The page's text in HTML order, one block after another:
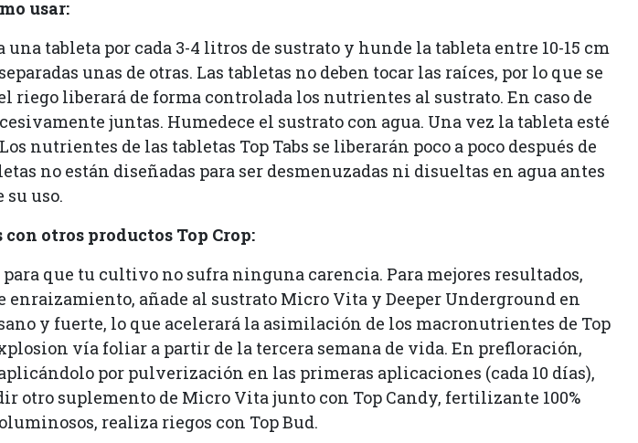
usar:
tableta por cada 3-4 litros de sustrato y hunde la tableta entre 10-15 cm
unas de otras. Las tabletas no deben tocar las raíces, por lo que se
riego liberará de forma controlada los nutrientes al sustrato. En caso de
juntas. Humedece el sustrato con agua. Una vez la tableta esté
nutrientes de las tabletas Top Tabs se liberarán poco a poco después de
no están diseñadas para ser desmenuzadas ni disueltas en agua antes
su uso.
con otros productos Top Crop:
que tu cultivo no sufra ninguna carencia. Para mejores resultados,
enraizamiento, añade al sustrato Micro Vita y Deeper Underground en
y fuerte, lo que acelerará la asimilación de los macronutrientes de Top
vía foliar a partir de la tercera semana de vida. En prefloración,
por pulverización en las primeras aplicaciones (cada 10 días),
otro suplemento de Micro Vita junto con Top Candy, fertilizante 100%
realiza riegos con Top Bud.